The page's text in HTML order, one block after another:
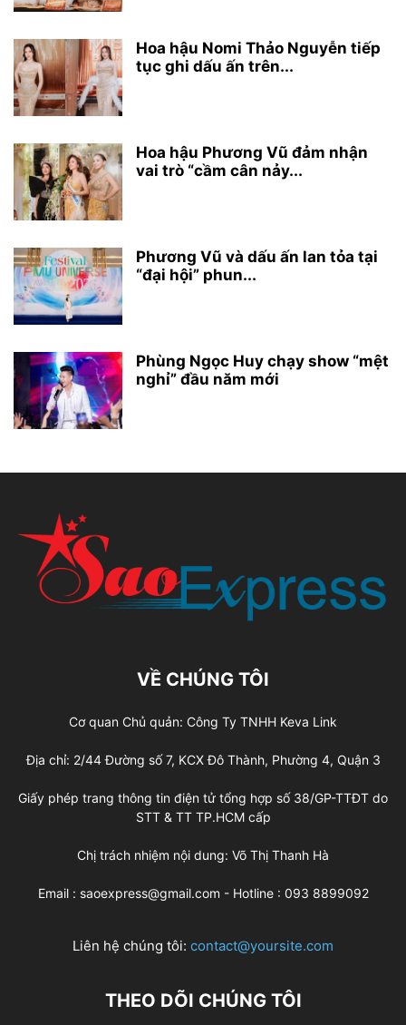
Hoa hậu Nomi Thảo Nguyễn tiếp
tục ghi dấu ấn trên...
Hoa hậu Phương Vũ đảm nhận
vai trò “cầm cân nảy...
Phương Vũ và dấu ấn lan tỏa tại
“đại hội” phun...
Phùng Ngọc Huy chạy show “mệt
nghỉ” đầu năm mới
VỀ CHÚNG TÔI
Cơ quan Chủ quản: Công Ty TNHH Keva Link
Địa chỉ: 2/44 Đường số 7, KCX Đô Thành, Phường 4, Quận 3
Giấy phép trang thông tin điện tử tổng hợp số 38/GP-TTĐT do
STT & TT TP.HCM cấp
Chị trách nhiệm nội dung: Võ Thị Thanh Hà
Email : saoexpress@gmail.com - Hotline : 093 8899092
Liên hệ chúng tôi: contact@yoursite.com
THEO DÕI CHÚNG TÔI